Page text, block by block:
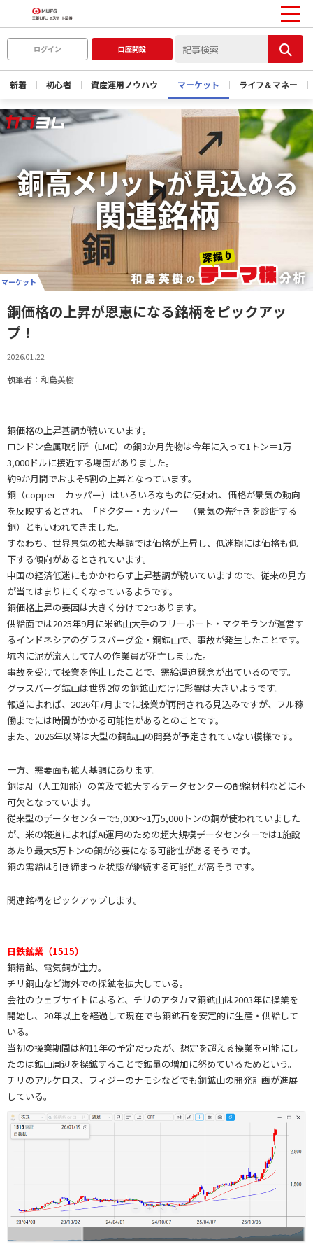
ログイン 口座開設
新着 初心者 資産運用ノウハウ マーケット ライフ＆マネー
マーケット
銅価格の上昇が恩恵になる銘柄をピックアッ
プ！
2026.01.22
執筆者：和島英樹
銅価格の上昇基調が続いています。
ロンドン金属取引所（LME）の銅3か月先物は今年に入って1トン＝1万
3,000ドルに接近する場面がありました。
約9か月間でおよそ5割の上昇となっています。
銅（copper＝カッパー）はいろいろなものに使われ、価格が景気の動向
を反映するとされ、「ドクター・カッパー」（景気の先行きを診断する
銅）ともいわれてきました。
すなわち、世界景気の拡大基調では価格が上昇し、低迷期には価格も低
下する傾向があるとされています。
中国の経済低迷にもかかわらず上昇基調が続いていますので、従来の見方
が当てはまりにくくなっているようです。
銅価格上昇の要因は大きく分けて2つあります。
供給面では2025年9月に米鉱山大手のフリーポート・マクモランが運営す
るインドネシアのグラスバーグ金・銅鉱山で、事故が発生したことです。
坑内に泥が流入して7人の作業員が死亡しました。
事故を受けて操業を停止したことで、需給逼迫懸念が出ているのです。
グラスバーグ鉱山は世界2位の銅鉱山だけに影響は大きいようです。
報道によれば、2026年7月までに操業が再開される見込みですが、フル稼
働までには時間がかかる可能性があるとのことです。
また、2026年以降は大型の銅鉱山の開発が予定されていない模様です。
一方、需要面も拡大基調にあります。
銅はAI（人工知能）の普及で拡大するデータセンターの配線材料などに不
可欠となっています。
従来型のデータセンターで5,000～1万5,000トンの銅が使われていました
が、米の報道によればAI運用のための超大規模データセンターでは1施設
あたり最大5万トンの銅が必要になる可能性があるそうです。
銅の需給は引き締まった状態が継続する可能性が高そうです。
関連銘柄をピックアップします。
日鉄鉱業（1515）
銅精鉱、電気銅が主力。
チリ銅山など海外での採鉱を拡大している。
会社のウェブサイトによると、チリのアタカマ銅鉱山は2003年に操業を
開始し、20年以上を経過して現在でも銅鉱石を安定的に生産・供給して
いる。
当初の操業期間は約11年の予定だったが、想定を超える操業を可能にし
たのは鉱山周辺を探鉱することで鉱量の増加に努めているためという。
チリのアルケロス、フィジーのナモシなどでも銅鉱山の開発計画が進展
している。